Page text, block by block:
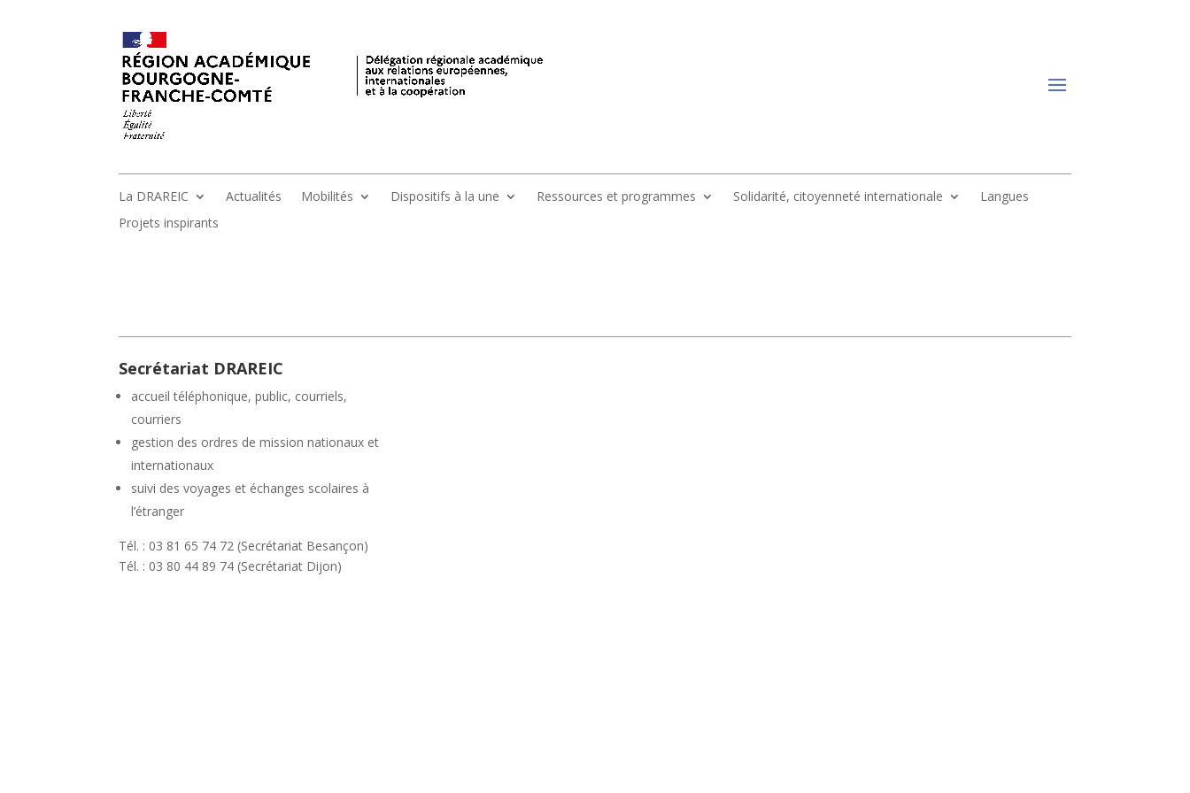
La DRAREIC Actualités Mobilités Dispositifs à la une Ressources et programmes Solidarité, citoyenneté internationale
Langues
Projets inspirants
Secrétariat DRAREIC
accueil téléphonique, public, courriels,
courriers
gestion des ordres de mission nationaux et
internationaux
suivi des voyages et échanges scolaires à
l’étranger
Tél. : 03 81 65 74 72 (Secrétariat Besançon)
Tél. : 03 80 44 89 74 (Secrétariat Dijon)